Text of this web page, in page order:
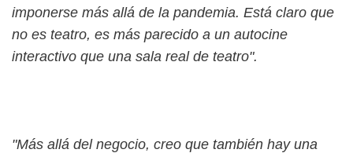
imponerse más allá de la pandemia. Está claro que
no es teatro, es más parecido a un autocine
interactivo que una sala real de teatro".
"Más allá del negocio, creo que también hay una